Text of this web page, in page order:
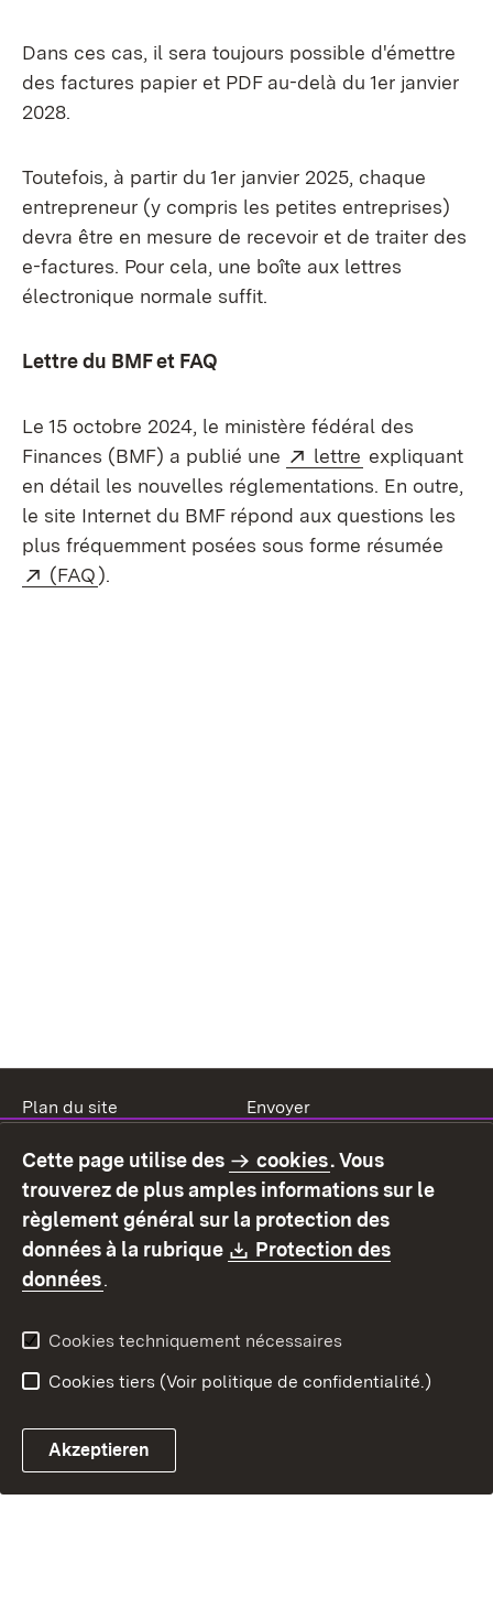
Dans ces cas, il sera toujours possible d'émettre
des factures papier et PDF au-delà du 1er janvier
2028.
Toutefois, à partir du 1er janvier 2025, chaque
entrepreneur (y compris les petites entreprises)
devra être en mesure de recevoir et de traiter des
e-factures. Pour cela, une boîte aux lettres
électronique normale suffit.
Lettre du BMF et FAQ
Le 15 octobre 2024, le ministère fédéral des
Finances (BMF) a publié une
Externe:
lettre (S’ouvre
expliquant
en détail les nouvelles réglementations. En outre,
le site Internet du BMF répond aux questions les
plus fréquemment posées sous forme résumée
Externe:
(FAQ(S’ouvre dans un nouvel onglet)
).
Plan du site
Envoyer
Mode d'emploi
Déclaration sur
l'accessibilité
Contact
Signaler un lien brisé
Cette page utilise des cookies. Vous
trouverez de plus amples informations sur le
règlement général sur la protection des
données à la rubrique
Download:
Protection des
données.
Cookies techniquement nécessaires
Cookies tiers (Voir politique de confidentialité.)
Akzeptieren